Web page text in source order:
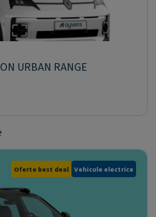
URBAN RANGE
Oferte best deal Vehicule electrice